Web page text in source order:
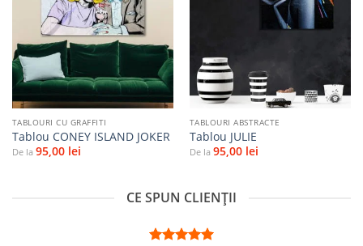
Adaugă
la
favorite
TABLOURI CU GRAFFITI
Tablou CONEY ISLAND JOKER
De la 95,00 lei
Adaugă
la
TABLOURI ABSTRACTE
Tablou JULIE
De la 95,00 lei
CE SPUN CLIENȚII